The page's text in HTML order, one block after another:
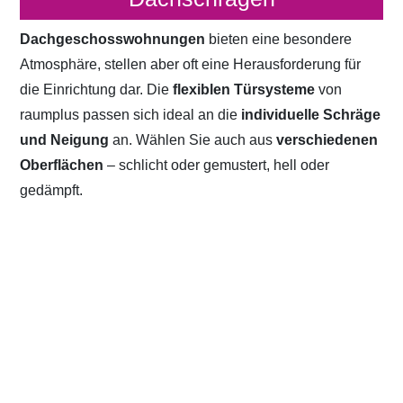
Dachgeschosswohnungen bieten eine besondere
Atmosphäre, stellen aber oft eine Herausforderung für
die Einrichtung dar. Dieflexiblen Türsystemevon
raumplus passen sich ideal an die individuelle Schräge
und Neigung an. Wählen Sie auch ausverschiedenen
Oberflächen – schlicht oder gemustert, hell oder
gedämpft.